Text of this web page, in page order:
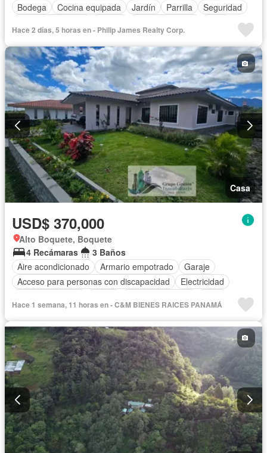
Bodega
Cocina equipada Jardín Parrilla
Seguridad
Hace 2 días, 5 horas en - Philip James Realty Corp.
Casa
USD$ 370,000
Alto Boquete, Boquete
4 Recámaras
3 Baños
Aire acondicionado
Armario empotrado
Garaje
Acceso para personas con discapacidad
Electricidad
Patio
Hace 1 semana, 11 horas en - C&M BIENES RAICES PANAMÁ